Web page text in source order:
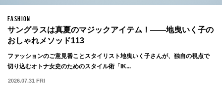
FASHION
サングラスは真夏のマジックアイテム！——地曳いく子の
おしゃれメソッド113
ファッションのご意見番ことスタイリスト地曳いく子さんが、独自の視点で
切り込むオトナ女史のためのスタイル術「IK...
2026.07.31 FRI